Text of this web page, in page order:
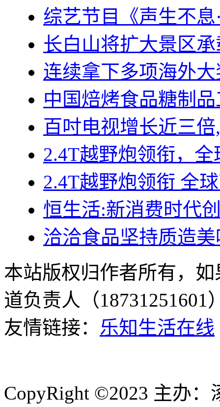
综艺节目《声生不
长白山将扩大景区
连续拿下多项海外
中国焙烤食品糖制
百吋电视增长近三
2.4T越野炮领衔，
2.4T越野炮领衔 全
恒生活:新消费时代
洽洽食品坚持质造
本站版权归作者所有，
道负责人（
友情链接： 乐知生活在线
CopyRight ©2023 主办